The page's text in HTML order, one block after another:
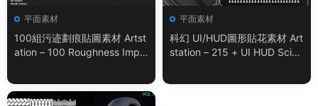
平面素材
100組污迹劃痕貼圖素材 Artst
ation – 100 Roughness Impe
平面素材
科幻 UI/HUD圖形貼花素材 Art
station – 215 + UI HUD SciFi